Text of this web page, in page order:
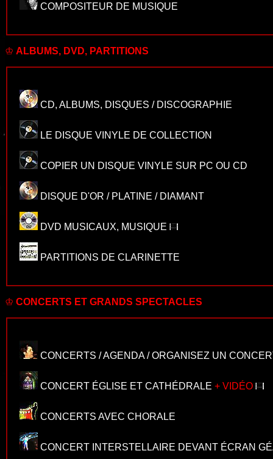
COMPOSITEUR DE MUSIQUE
♔ ALBUMS, DVD, PARTITIONS
CD, ALBUMS, DISQUES / DISCOGRAPHIE
LE DISQUE VINYLE DE COLLECTION
COPIER UN DISQUE VINYLE SUR PC OU CD
DISQUE D'OR / PLATINE / DIAMANT
DVD MUSICAUX, MUSIQUE
PARTITIONS DE CLARINETTE
♔ CONCERTS ET GRANDS SPECTACLES
CONCERTS / AGENDA / ORGANISEZ UN
CONCERT ÉGLISE ET CATHÉDRALE + VIDÉO
CONCERTS AVEC CHORALE
CONCERT INTERSTELLAIRE DEVANT ÉCRAN